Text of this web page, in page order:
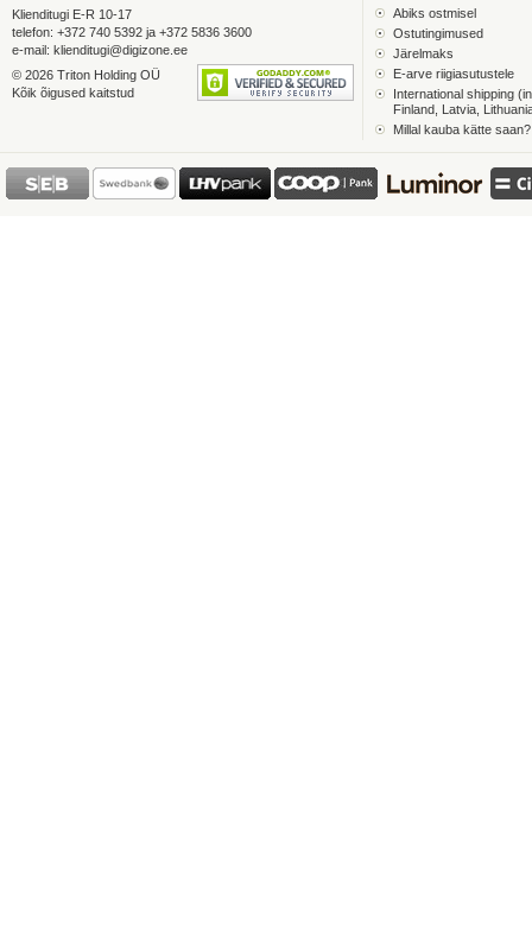
Klienditugi E-R 10-17
telefon: +372 740 5392 ja +372 5836 3600
e-mail: klienditugi@digizone.ee
© 2026 Triton Holding OÜ
Kõik õigused kaitstud
Abiks ostmisel
Ostutingimused
Järelmaks
E-arve riigiasutustele
International shipping
Finland, Latvia,
Millal kauba kätte saan?